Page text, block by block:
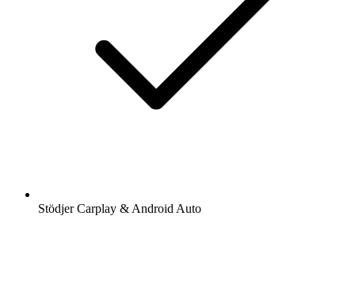
Stödjer Carplay & Android Auto